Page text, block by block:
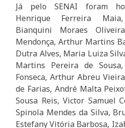
Já pelo SENAI foram
Henrique Ferreira
Bianquini Moraes
Mendonça, Arthur Martins
Dutra Alves, Maria Luiza
Martins Pereira de
Fonseca, Arthur Abreu
de Farias, André Malta
Sousa Reis, Victor Samuel
Spinola Mendes da Silva,
Estefany Vitória Barbosa,